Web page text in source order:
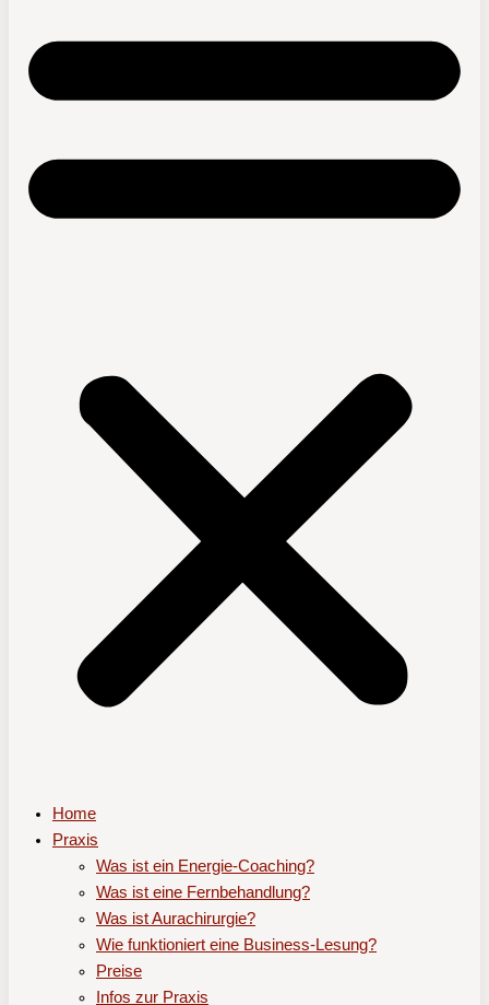
Home
Praxis
Was ist ein Energie-Coaching?
Was ist eine Fernbehandlung?
Was ist Aurachirurgie?
Wie funktioniert eine Business-Lesung?
Preise
Infos zur Praxis